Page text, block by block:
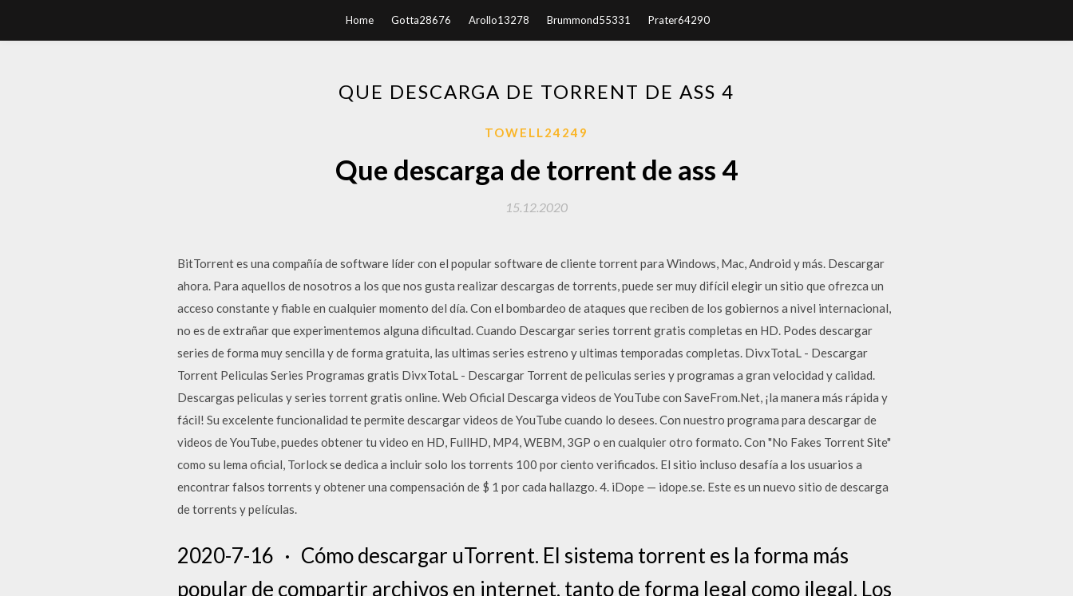
Home Gotta28676 Arollo13278 Brummond55331 Prater64290
QUE DESCARGA DE TORRENT DE ASS 4
TOWELL24249
Que descarga de torrent de ass 4
15.12.2020
BitTorrent es una compañía de software líder con el popular software de cliente torrent para Windows, Mac, Android y más. Descargar
ahora. Para aquellos de nosotros a los que nos gusta realizar descargas de torrents, puede ser muy difícil elegir un sitio que ofrezca un
acceso constante y fiable en cualquier momento del día. Con el bombardeo de ataques que reciben de los gobiernos a nivel internacional,
no es de extrañar que experimentemos alguna dificultad. Cuando Descargar series torrent gratis completas en HD. Podes descargar
series de forma muy sencilla y de forma gratuita, las ultimas series estreno y ultimas temporadas completas. DivxTotaL - Descargar
Torrent Peliculas Series Programas gratis DivxTotaL - Descargar Torrent de peliculas series y programas a gran velocidad y calidad.
Descargas peliculas y series torrent gratis online. Web Oficial Descarga videos de YouTube con SaveFrom.Net, ¡la manera más rápida y
fácil! Su excelente funcionalidad te permite descargar videos de YouTube cuando lo desees. Con nuestro programa para descargar de
videos de YouTube, puedes obtener tu video en HD, FullHD, MP4, WEBM, 3GP o en cualquier otro formato. Con "No Fakes Torrent Site"
como su lema oficial, Torlock se dedica a incluir solo los torrents 100 por ciento verificados. El sitio incluso desafía a los usuarios a
encontrar falsos torrents y obtener una compensación de $ 1 por cada hallazgo. 4. iDope — idope.se. Este es un nuevo sitio de descarga
de torrents y películas.
2020-7-16 · Cómo descargar uTorrent. El sistema torrent es la forma más
popular de compartir archivos en internet, tanto de forma legal como ilegal. Los